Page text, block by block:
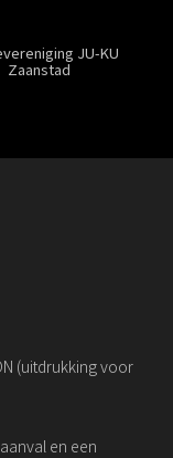
JU-KU
Zaanstad
(uitdrukking voor
en een